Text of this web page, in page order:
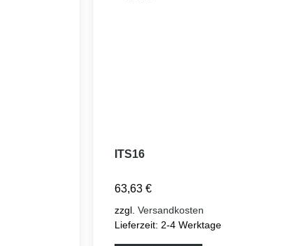
ITS16
63,63 €
zzgl. Versandkosten
Lieferzeit: 2-4 Werktage